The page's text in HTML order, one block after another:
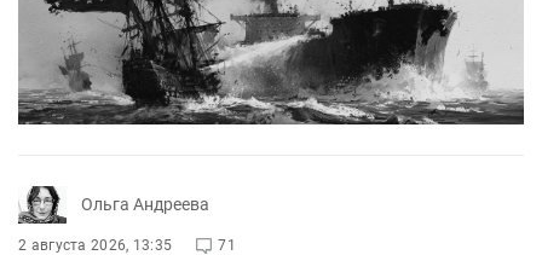
Ольга Андреева
2 августа 2026, 13:35 71